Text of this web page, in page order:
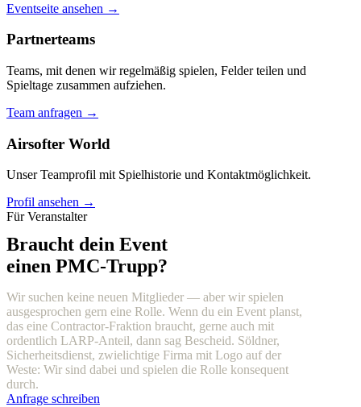
Eventseite ansehen →
Partnerteams
Teams, mit denen wir regelmäßig spielen, Felder teilen und
Spieltage zusammen aufziehen.
Team anfragen →
Airsofter World
Unser Teamprofil mit Spielhistorie und Kontaktmöglichkeit.
Profil ansehen →
Für Veranstalter
Braucht dein Event
einen PMC-Trupp?
Wir suchen keine neuen Mitglieder — aber wir spielen
ausgesprochen gern eine Rolle. Wenn du ein Event planst,
das eine Contractor-Fraktion braucht, gerne auch mit
ordentlich LARP-Anteil, dann sag Bescheid. Söldner,
Sicherheitsdienst, zwielichtige Firma mit Logo auf der
Weste: Wir sind dabei und spielen die Rolle konsequent
durch.
Anfrage schreiben